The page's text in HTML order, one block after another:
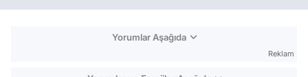
Yorumlar Aşağıda
Reklam